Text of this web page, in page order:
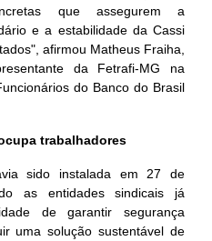
que assegurem a
e a estabilidade da Cassi
afirmou Matheus Fraiha,
da Fetrafi-MG na
do Banco do Brasil
trabalhadores
sido instalada em 27 de
as entidades sindicais já
de garantir segurança
uma solução sustentável de